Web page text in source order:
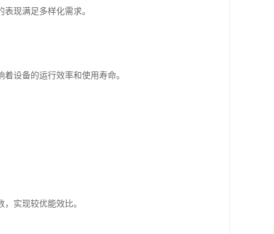
现满足多样化需求。
设备的运行效率和使用寿命。
实现较优能效比。